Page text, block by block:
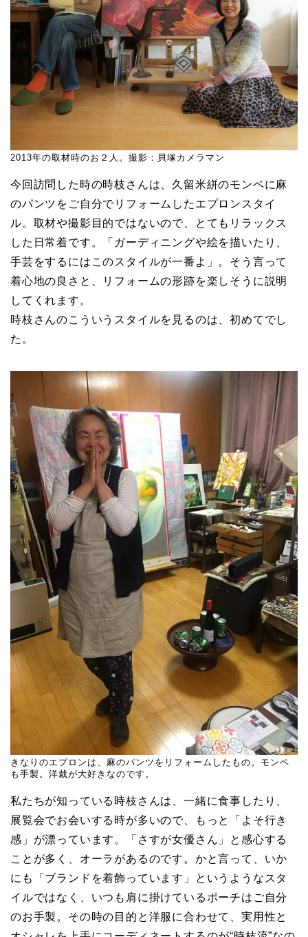
2013年の取材時のお２人。撮影：貝塚カメラマン
今回訪問した時の時枝さんは、久留米絣のモンペに麻
のパンツをご自分でリフォームしたエプロンスタイ
ル。取材や撮影目的ではないので、とてもリラックス
した日常着です。「ガーディニングや絵を描いたり、
手芸をするにはこのスタイルが一番よ」。そう言って
着心地の良さと、リフォームの形跡を楽しそうに説明
してくれます。
時枝さんのこういうスタイルを見るのは、初めてでし
た。
きなりのエプロンは、麻のパンツをリフォームしたもの。モンペ
も手製。洋裁が大好きなのです。
私たちが知っている時枝さんは、一緒に食事したり、
展覧会でお会いする時が多いので、もっと「よそ行き
感」が漂っています。「さすが女優さん」と感心する
ことが多く、オーラがあるのです。かと言って、いか
にも「ブランドを着飾っています」というようなスタ
イルではなく、いつも肩に掛けているポーチはご自分
のお手製。その時の目的と洋服に合わせて、実用性と